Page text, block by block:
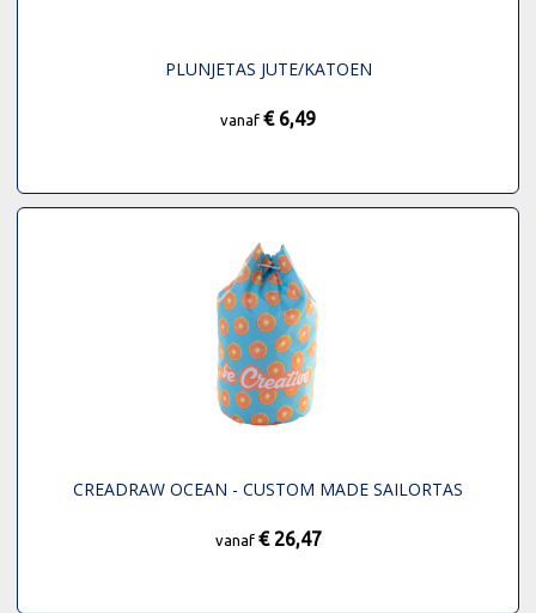
PLUNJETAS JUTE/KATOEN
vanaf € 6,49
CREADRAW OCEAN - CUSTOM MADE SAILORTAS
vanaf € 26,47